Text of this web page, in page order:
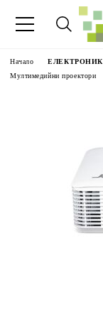
Начало
Мултимедийни проектори